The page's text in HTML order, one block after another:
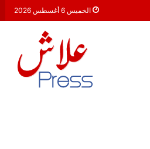
الخميس 6 أغسطس 2026